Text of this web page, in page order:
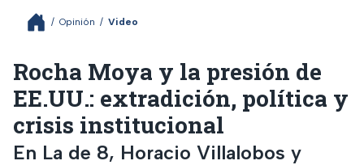
/ Opinión / Video
Rocha Moya y la presión de
EE.UU.: extradición, política y
crisis institucional
En La de 8, Horacio Villalobos y